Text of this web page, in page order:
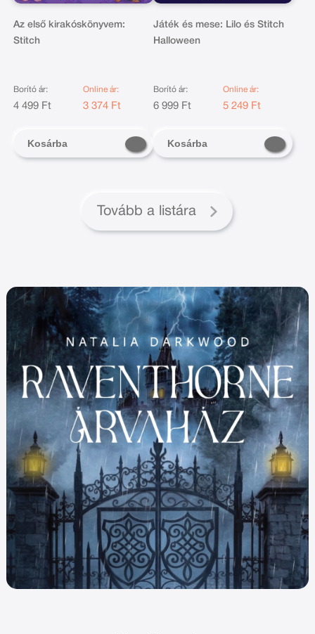
Az első kirakóskönyvem:
Stitch
Borító ár:
4 499 Ft
Online ár:
3 374 Ft
Kosárba
Játék és mese: Lilo és Stitch
Halloween
Borító ár:
6 999 Ft
Online ár:
5 249 Ft
Kosárba
Tovább a listára